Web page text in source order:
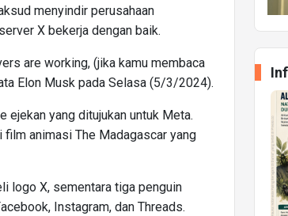
menyindir perusahaan
X bekerja dengan baik.
are working, (jika kamu membaca
Elon Musk pada Selasa (5/3/2024).
ejekan yang ditujukan untuk Meta.
animasi The Madagascar yang
logo X, sementara tiga penguin
Instagram, dan Threads.